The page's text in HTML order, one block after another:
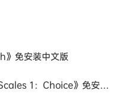
》免安装中文版
《天平游戏1:抉择/Inner Scales 1：Choice》免安装中文版